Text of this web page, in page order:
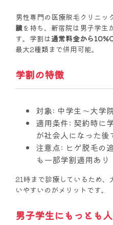
男性専門の医療脱毛クリニッ
績を持ち、新宿院は男子学生
す。学割は通常料金から
最大2種類まで併用可能。
学割の特徴
対象: 中学生〜大学
適用条件: 契約時に
が社会人になった
注意点: ヒゲ脱毛の
も一部学割適用あり
21時まで診療しているため、
いやすいのがメリットです。
男子学生にもっとも